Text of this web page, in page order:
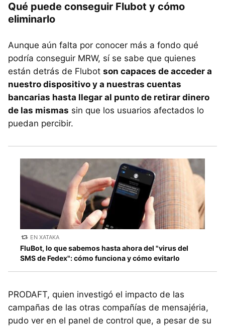
Qué puede conseguir Flubot y cómo
eliminarlo
Aunque aún falta por conocer más a fondo qué
podría conseguir MRW, sí se sabe que quienes
están detrás de Flubot son capaces de acceder a
nuestro dispositivo y a nuestras cuentas
bancarias hasta llegar al punto de retirar dinero
de las mismas sin que los usuarios afectados lo
puedan percibir.
EN XATAKA
FluBot, lo que sabemos hasta ahora del "virus del
SMS de Fedex": cómo funciona y cómo evitarlo
PRODAFT, quien investigó el impacto de las
campañas de las otras compañías de mensajéria,
pudo ver en el panel de control que, a pesar de su